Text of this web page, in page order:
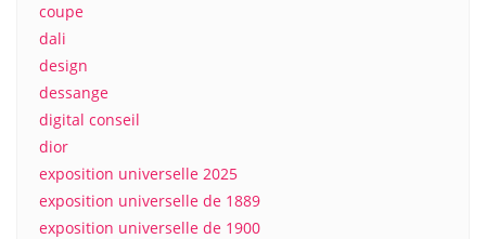
coupe
dali
design
dessange
digital conseil
dior
exposition universelle 2025
exposition universelle de 1889
exposition universelle de 1900